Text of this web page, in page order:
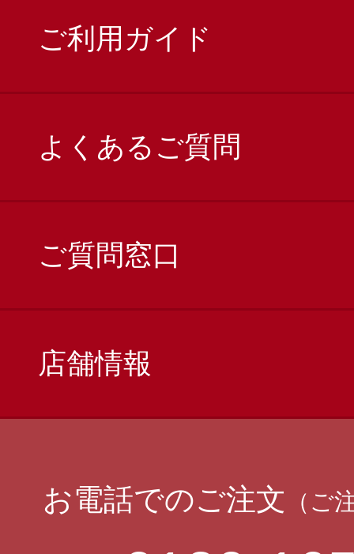
ご利用ガイド
よくあるご質問
ご質問窓口
店舗情報
お電話でのご注文 （ご